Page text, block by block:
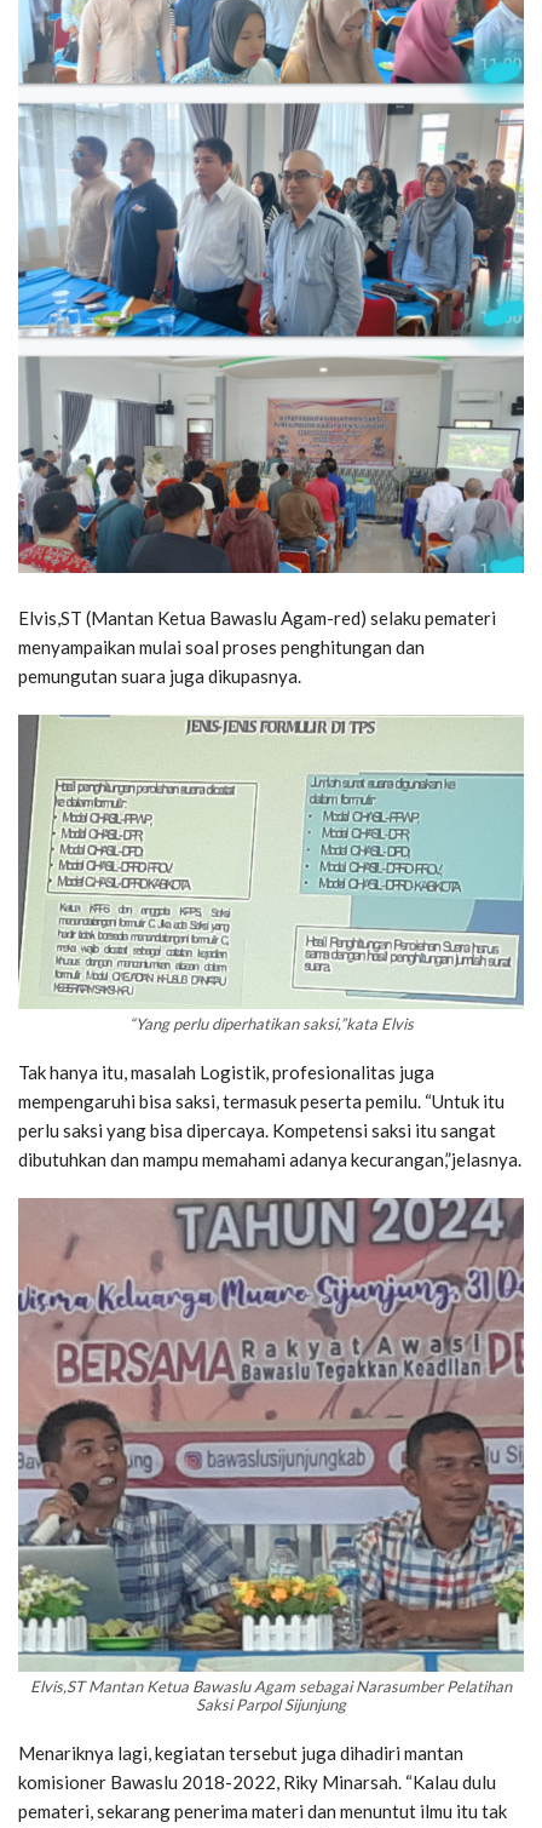
Elvis,ST (Mantan Ketua Bawaslu Agam-red) selaku pemateri
menyampaikan mulai soal proses penghitungan dan
pemungutan suara juga dikupasnya.
“Yang perlu diperhatikan saksi,”kata Elvis
Tak hanya itu, masalah Logistik, profesionalitas juga
mempengaruhi bisa saksi, termasuk peserta pemilu. “Untuk itu
perlu saksi yang bisa dipercaya. Kompetensi saksi itu sangat
dibutuhkan dan mampu memahami adanya kecurangan,”jelasnya.
Elvis,ST Mantan Ketua Bawaslu Agam sebagai Narasumber Pelatihan
Saksi Parpol Sijunjung
Menariknya lagi, kegiatan tersebut juga dihadiri mantan
komisioner Bawaslu 2018-2022, Riky Minarsah. “Kalau dulu
pemateri, sekarang penerima materi dan menuntut ilmu itu tak